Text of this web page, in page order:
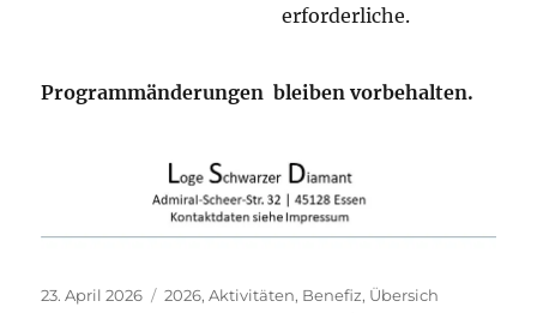
erforderliche.
Programmänderungen bleiben vorbehalten.
Veröffentlicht
23. April 2026 Kategorien
2026,Aktivitäten, Benefiz, Übersich